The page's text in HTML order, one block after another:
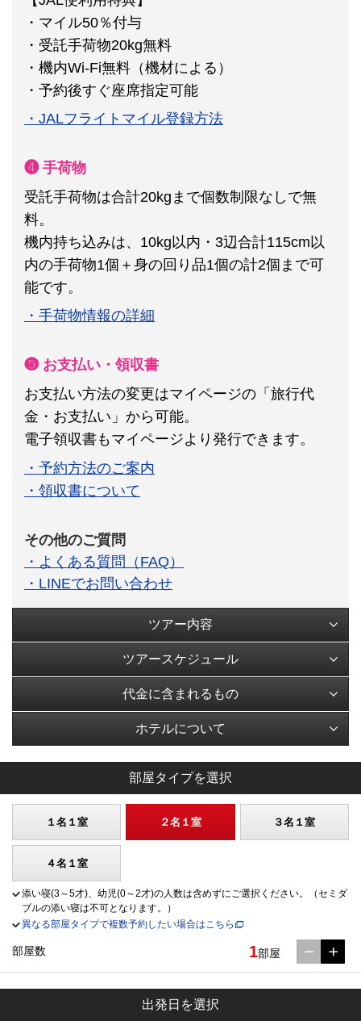
・マイル50％付与
・受託手荷物20kg無料
・機内Wi-Fi無料（機材による）
・予約後すぐ座席指定可能
・JALフライトマイル登録方法
❹ 手荷物
受託手荷物は合計20kgまで個数制限なしで無
料。
機内持ち込みは、10kg以内・3辺合計115cm以
内の手荷物1個＋身の回り品1個の計2個まで可
能です。
・手荷物情報の詳細
❺ お支払い・領収書
お支払い方法の変更はマイページの「旅行代
金・お支払い」から可能。
電子領収書もマイページより発行できます。
・予約方法のご案内
・領収書について
その他のご質問
・よくある質問（FAQ）
・LINEでお問い合わせ
ツアー内容
ツアースケジュール
代金に含まれるもの
ホテルについて
部屋タイプを選択
１名１室 ２名１室 ３名１室
４名１室
添い寝(3～5才)、幼児(0～2才)の人数は含めずにご選択ください。（セミダ
ブルの添い寝は不可となります。）
異なる部屋タイプで複数予約したい場合はこちら
部屋数 1部屋
出発日を選択